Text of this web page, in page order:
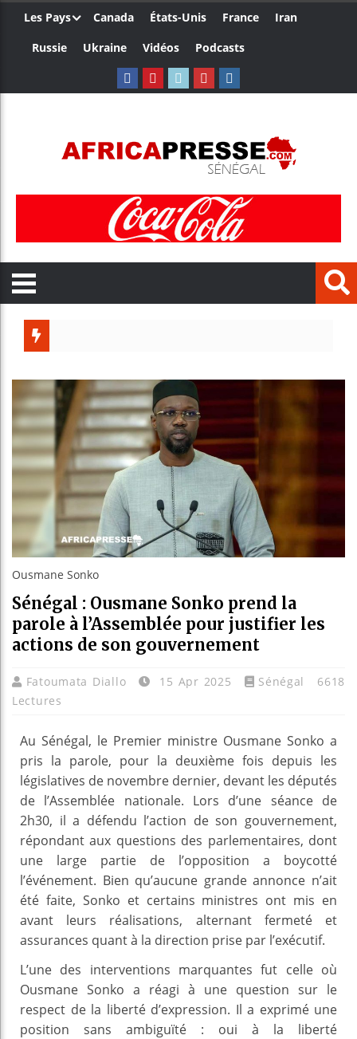
Les Pays Canada États-Unis France
Iran
Russie
Ukraine Vidéos Podcasts
Guinée
Ousmane Sonko
Sénégal : Ousmane Sonko prend la
parole à l’Assemblée pour justifier les
actions de son gouvernement
Fatoumata Diallo 15 Apr 2025 Sénégal
6618
Lectures
Au Sénégal, le Premier ministre Ousmane Sonko a
pris la parole, pour la deuxième fois depuis les
législatives de novembre dernier, devant les députés
de l’Assemblée nationale. Lors d’une séance de
2h30, il a défendu l’action de son gouvernement,
répondant aux questions des parlementaires, dont
une large partie de l’opposition a boycotté
l’événement. Bien qu’aucune grande annonce n’ait
été faite, Sonko et certains ministres ont mis en
avant leurs réalisations, alternant fermeté et
assurances quant à la direction prise par l’exécutif.
L’une des interventions marquantes fut celle où
Ousmane Sonko a réagi à une question sur le
respect de la liberté d’expression. Il a exprimé une
position sans ambiguïté : oui à la liberté